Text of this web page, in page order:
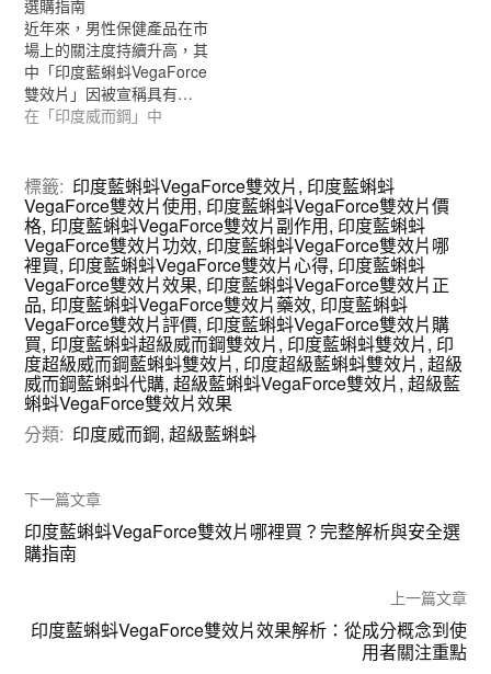
選購指南
近年來，男性保健產品在市
場上的關注度持續升高，其
中「印度藍蝌蚪VegaForce
雙效片」因被宣稱具有…
在「印度威而鋼」中
標籤: 印度藍蝌蚪VegaForce雙效片, 印度藍蝌蚪
VegaForce雙效片使用, 印度藍蝌蚪VegaForce雙效片價
格, 印度藍蝌蚪VegaForce雙效片副作用, 印度藍蝌蚪
VegaForce雙效片功效, 印度藍蝌蚪VegaForce雙效片哪
裡買, 印度藍蝌蚪VegaForce雙效片心得, 印度藍蝌蚪
VegaForce雙效片效果, 印度藍蝌蚪VegaForce雙效片正
品, 印度藍蝌蚪VegaForce雙效片藥效, 印度藍蝌蚪
VegaForce雙效片評價, 印度藍蝌蚪VegaForce雙效片購
買, 印度藍蝌蚪超級威而鋼雙效片, 印度藍蝌蚪雙效片, 印
度超級威而鋼藍蝌蚪雙效片, 印度超級藍蝌蚪雙效片,超級
威而鋼藍蝌蚪代購,超級藍蝌蚪VegaForce雙效片,超級藍
蝌蚪VegaForce雙效片效果
分類: 印度威而鋼,超級藍蝌蚪
下一篇文章
印度藍蝌蚪VegaForce雙效片哪裡買？完整解析與安全選
購指南
上一篇文章
印度藍蝌蚪VegaForce雙效片效果解析：從成分概念到使
用者關注重點